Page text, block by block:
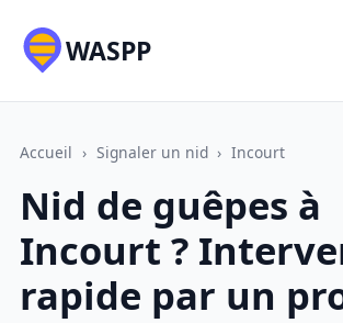
WASPP
Accueil › Signaler un nid › Incourt
Nid de guêpes à
Incourt ?
rapide par un